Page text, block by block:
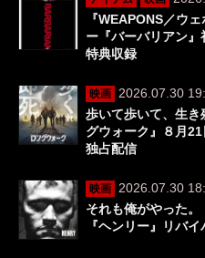
『WEAPONS／ウ
ー『バーバリアン
特典収録
映画 2026.07.30
歩いて歩いて、生
グウォーク』８月
独占配信
映画 2026.07.30
それも俺がやった
『ヘンリー』リバ